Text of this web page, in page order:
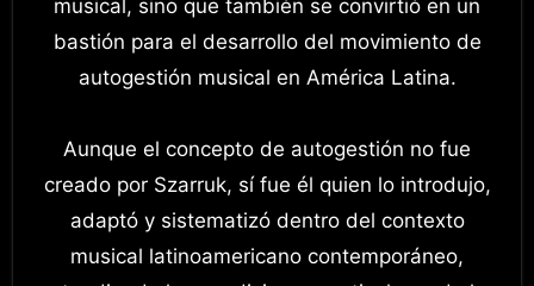
musical, sino que también se convirtió en un
bastión para el desarrollo del movimiento de
autogestión musical en América Latina.
Aunque el concepto de autogestión no fue
creado por Szarruk, sí fue él quien lo introdujo,
adaptó y sistematizó dentro del contexto
musical latinoamericano contemporáneo,